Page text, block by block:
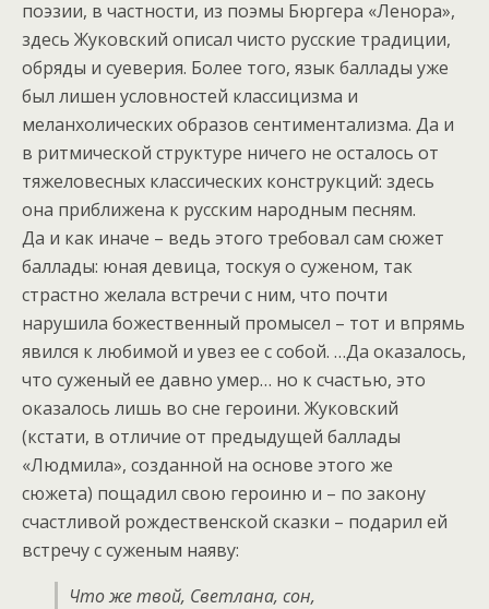
поэзии, в частности, из поэмы Бюргера «Ленора»,
здесь Жуковский описал чисто русские традиции,
обряды и суеверия. Более того, язык баллады уже
был лишен условностей классицизма и
меланхолических образов сентиментализма. Да и
в ритмической структуре ничего не осталось от
тяжеловесных классических конструкций: здесь
она приближена к русским народным песням.
Да и как иначе – ведь этого требовал сам сюжет
баллады: юная девица, тоскуя о суженом, так
страстно желала встречи с ним, что почти
нарушила божественный промысел – тот и впрямь
явился к любимой и увез ее с собой. …Да оказалось,
что суженый ее давно умер… но к счастью, это
оказалось лишь во сне героини. Жуковский
(кстати, в отличие от предыдущей баллады
«Людмила», созданной на основе этого же
сюжета) пощадил свою героиню и – по закону
счастливой рождественской сказки – подарил ей
встречу с суженым наяву:
Что же твой, Светлана, сон,